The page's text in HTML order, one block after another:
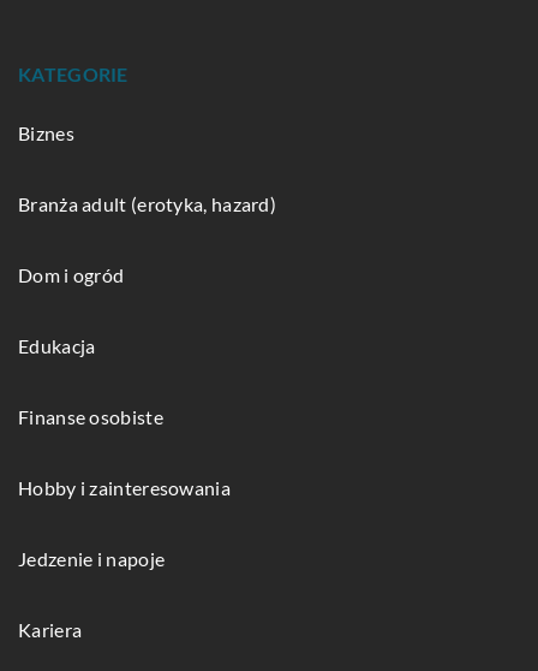
KATEGORIE
Biznes
Branża adult (erotyka, hazard)
Dom i ogród
Edukacja
Finanse osobiste
Hobby i zainteresowania
Jedzenie i napoje
Kariera